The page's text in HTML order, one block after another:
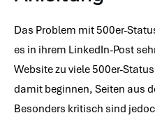
Das Problem mit 500er-
es in ihrem LinkedIn-Post
Website zu viele 500er-
damit beginnen, Seiten aus
Besonders kritisch sind